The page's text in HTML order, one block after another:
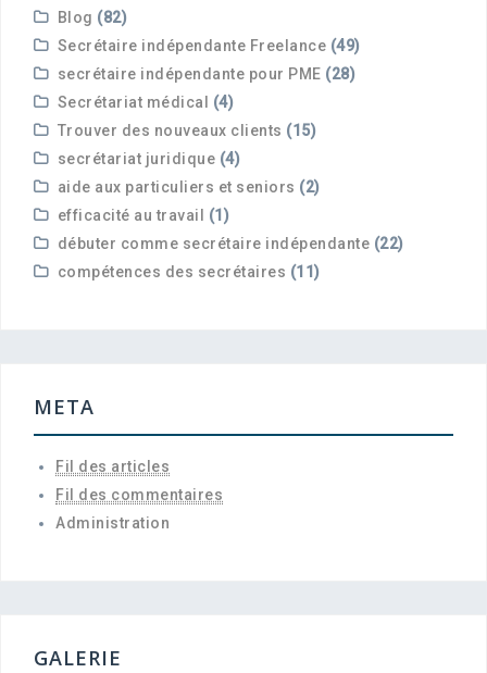
Blog (82)
Secrétaire indépendante Freelance (49)
secrétaire indépendante pour PME (28)
Secrétariat médical
(4)
Trouver des nouveaux clients (15)
secrétariat juridique (4)
aide aux particuliers et seniors (2)
efficacité au travail
(1)
débuter comme secrétaire indépendante (22)
compétences des secrétaires (11)
META
Fil des articles
Fil des commentaires
Administration
GALERIE